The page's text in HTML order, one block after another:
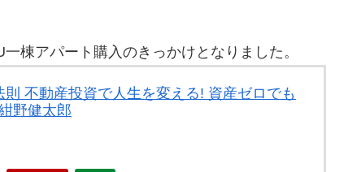
棟アパート購入のきっかけとなりました。
不動産投資で人生を変える! 資産ゼロでも
野健太郎